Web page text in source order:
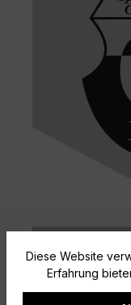
Diese Website
Erfahrung